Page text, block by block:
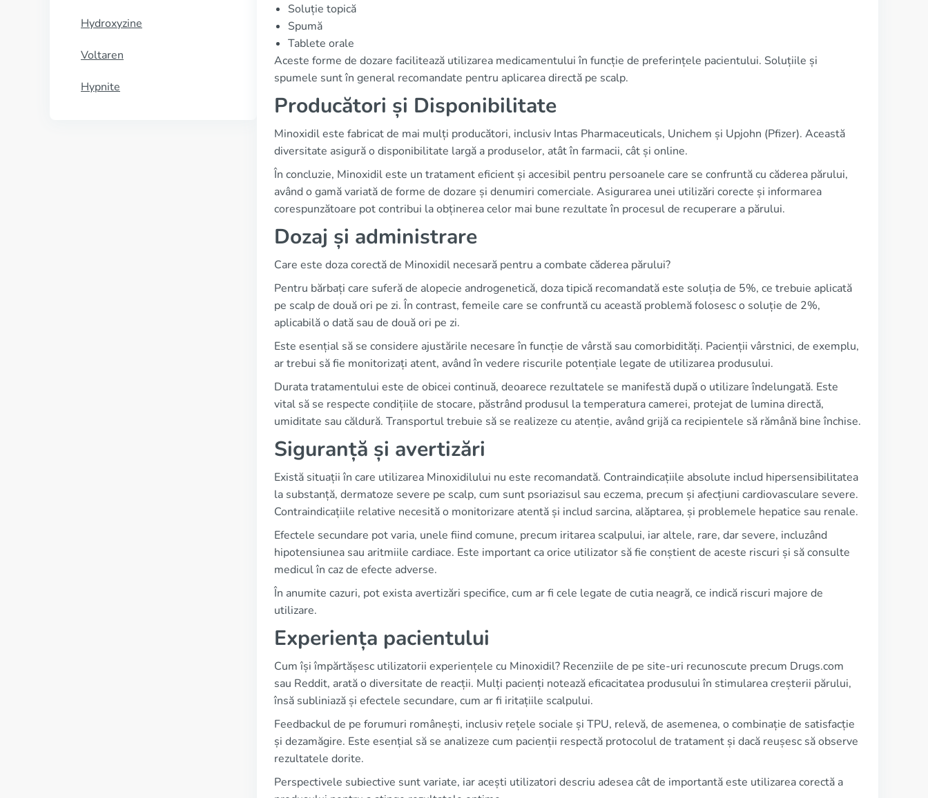
Hydroxyzine
Voltaren
Hypnite
Soluție topică
Spumă
Tablete orale
Aceste forme de dozare facilitează utilizarea medicamentului în funcție de preferințele pacientului. Soluțiile și
spumele sunt în general recomandate pentru aplicarea directă pe scalp.
Producători și Disponibilitate
Minoxidil este fabricat de mai mulți producători, inclusiv Intas Pharmaceuticals, Unichem și Upjohn (Pfizer). Această
diversitate asigură o disponibilitate largă a produselor, atât în farmacii, cât și online.
În concluzie, Minoxidil este un tratament eficient și accesibil pentru persoanele care se confruntă cu căderea părului,
având o gamă variată de forme de dozare și denumiri comerciale. Asigurarea unei utilizări corecte și informarea
corespunzătoare pot contribui la obținerea celor mai bune rezultate în procesul de recuperare a părului.
Dozaj și administrare
Care este doza corectă de Minoxidil necesară pentru a combate căderea părului?
Pentru bărbați care suferă de alopecie androgenetică, doza tipică recomandată este soluția de 5%, ce trebuie aplicată
pe scalp de două ori pe zi. În contrast, femeile care se confruntă cu această problemă folosesc o soluție de 2%,
aplicabilă o dată sau de două ori pe zi.
Este esențial să se considere ajustările necesare în funcție de vârstă sau comorbidități. Pacienții vârstnici, de exemplu,
ar trebui să fie monitorizați atent, având în vedere riscurile potențiale legate de utilizarea produsului.
Durata tratamentului este de obicei continuă, deoarece rezultatele se manifestă după o utilizare îndelungată. Este
vital să se respecte condițiile de stocare, păstrând produsul la temperatura camerei, protejat de lumina directă,
umiditate sau căldură. Transportul trebuie să se realizeze cu atenție, având grijă ca recipientele să rămână bine închise.
Siguranță și avertizări
Există situații în care utilizarea Minoxidilului nu este recomandată. Contraindicațiile absolute includ hipersensibilitatea
la substanță, dermatoze severe pe scalp, cum sunt psoriazisul sau eczema, precum și afecțiuni cardiovasculare severe.
Contraindicațiile relative necesită o monitorizare atentă și includ sarcina, alăptarea, și problemele hepatice sau renale.
Efectele secundare pot varia, unele fiind comune, precum iritarea scalpului, iar altele, rare, dar severe, incluzând
hipotensiunea sau aritmiile cardiace. Este important ca orice utilizator să fie conștient de aceste riscuri și să consulte
medicul în caz de efecte adverse.
În anumite cazuri, pot exista avertizări specifice, cum ar fi cele legate de cutia neagră, ce indică riscuri majore de
utilizare.
Experiența pacientului
Cum își împărtășesc utilizatorii experiențele cu Minoxidil? Recenziile de pe site-uri recunoscute precum Drugs.com
sau Reddit, arată o diversitate de reacții. Mulți pacienți notează eficacitatea produsului în stimularea creșterii părului,
însă subliniază și efectele secundare, cum ar fi iritațiile scalpului.
Feedbackul de pe forumuri românești, inclusiv rețele sociale și TPU, relevă, de asemenea, o combinație de satisfacție
și dezamăgire. Este esențial să se analizeze cum pacienții respectă protocolul de tratament și dacă reușesc să observe
rezultatele dorite.
Perspectivele subiective sunt variate, iar acești utilizatori descriu adesea cât de importantă este utilizarea corectă a